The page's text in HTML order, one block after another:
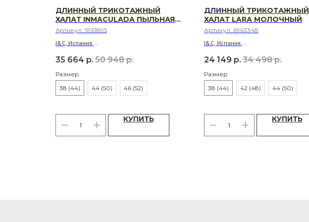
ДЛИННЫЙ ТРИКОТАЖНЫЙ
ХАЛАТ INMACULADA ПЫЛЬНАЯ
РОЗА
Артикул: 5961895
J&C, Испания
35 664 р. 50 948 р.
Размер
38 (44)
44 (50) 46 (52)
КУПИТЬ
ДЛИННЫЙ ТРИКОТАЖНЫЙ
ХАЛАТ LARA МОЛОЧНЫЙ
Артикул: 6963348
J&C, Испания
24 149 р. 34 498 р.
Размер
38 (44)
42 (48) 44 (50)
КУПИТЬ